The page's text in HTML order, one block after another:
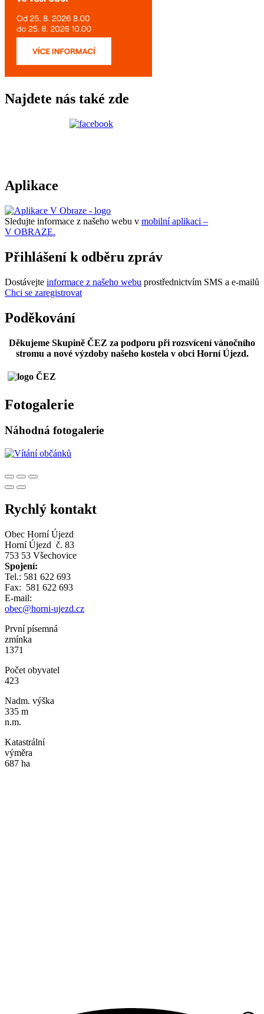
Najdete nás také zde
Aplikace
Sledujte informace z našeho webu v mobilní aplikaci –
V OBRAZE.
Přihlášení k odběru zpráv
Dostávejte informace z našeho webu prostřednictvím SMS a e-mailů
Chci se zaregistrovat
Poděkování
Děkujeme Skupině ČEZ za podporu při rozsvícení vánočního
stromu a nové výzdoby našeho kostela v obci Horní Újezd.
Fotogalerie
Náhodná fotogalerie
Rychlý kontakt
Obec Horní Újezd
Horní Újezd č. 83
753 53 Všechovice
Spojení:
Tel.: 581 622 693
Fax: 581 622 693
E-mail:
obec@horni-ujezd.cz
První písemná
zmínka
1371
Počet obyvatel
423
Nadm. výška
335 m
n.m.
Katastrální
výměra
687 ha